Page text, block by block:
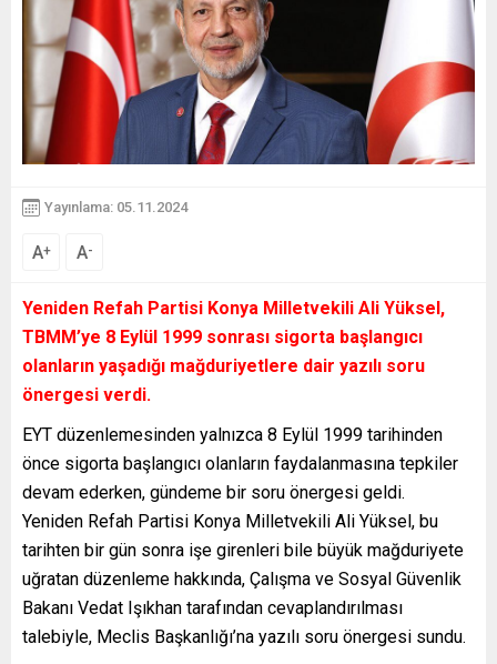
Yayınlama: 05.11.2024
A+ A-
Yeniden Refah Partisi Konya Milletvekili Ali Yüksel,
TBMM’ye 8 Eylül 1999 sonrası sigorta başlangıcı
olanların yaşadığı mağduriyetlere dair yazılı soru
önergesi verdi.
EYT düzenlemesinden yalnızca 8 Eylül 1999 tarihinden
önce sigorta başlangıcı olanların faydalanmasına tepkiler
devam ederken, gündeme bir soru önergesi geldi.
Yeniden Refah Partisi Konya Milletvekili Ali Yüksel, bu
tarihten bir gün sonra işe girenleri bile büyük mağduriyete
uğratan düzenleme hakkında, Çalışma ve Sosyal Güvenlik
Bakanı Vedat Işıkhan tarafından cevaplandırılması
talebiyle, Meclis Başkanlığı’na yazılı soru önergesi sundu.